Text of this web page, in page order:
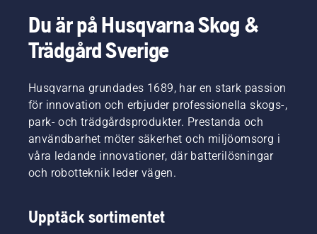
Du är på Husqvarna Skog &
Trädgård Sverige
Husqvarna grundades 1689, har en stark passion
för innovation och erbjuder professionella skogs-,
park- och trädgårdsprodukter. Prestanda och
användbarhet möter säkerhet och miljöomsorg i
våra ledande innovationer, där batterilösningar
och robotteknik leder vägen.
Upptäck sortimentet